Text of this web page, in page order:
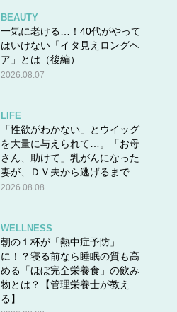
BEAUTY
一気に老ける…！40代がやって
はいけない「イタ見えロングヘ
ア」とは（後編）
2026.08.07
LIFE
「性欲がわかない」とウイッグ
を大量に与えられて…。「お母
さん、助けて」乳がんになった
妻が、ＤＶ夫から逃げるまで
2026.08.08
WELLNESS
朝の１杯が「熱中症予防」
に！？寝る前なら睡眠の質も高
める「ほぼ完全栄養食」の飲み
物とは？【管理栄養士が教え
る】